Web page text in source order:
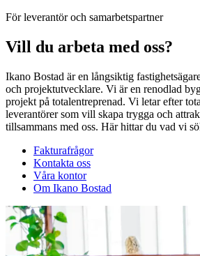
För leverantör och samarbetspartner
Vill du arbeta med oss?
Ikano Bostad är en långsiktig
och projektutvecklare. Vi är en renodlad
projekt på totalentreprenad. Vi letar efter
leverantörer som vill skapa trygga och
tillsammans med oss. Här hittar du vad vi
Fakturafrågor
Kontakta oss
Våra kontor
Om Ikano Bostad